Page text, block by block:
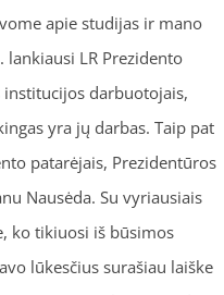
apie studijas ir mano
LR Prezidento
institucijos darbuotojais,
yra jų darbas. Taip pat
patarėjais, Prezidentūros
Nausėda. Su vyriausiais
ko tikiuosi iš būsimos
lūkesčius surašiau laiške